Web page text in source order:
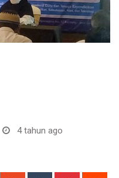
4 tahun ago